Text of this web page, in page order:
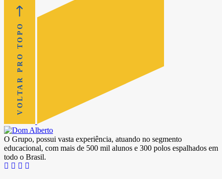
VOLTAR PRO TOPO
O Grupo, possui vasta experiência, atuando no segmento
educacional, com mais de 500 mil alunos e 300 polos espalhados em
todo o Brasil.